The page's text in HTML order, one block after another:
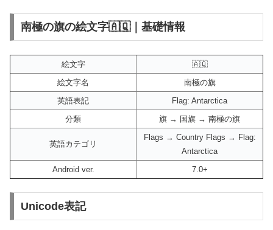
南極の旗の絵文字🇦🇶｜基礎情報
絵文字
🇦🇶
絵文字名
南極の旗
英語表記
Flag: Antarctica
分類
旗 → 国旗 → 南極の旗
英語カテゴリ
Flags → Country Flags → Flag:
Antarctica
Android ver.
7.0+
Unicode表記